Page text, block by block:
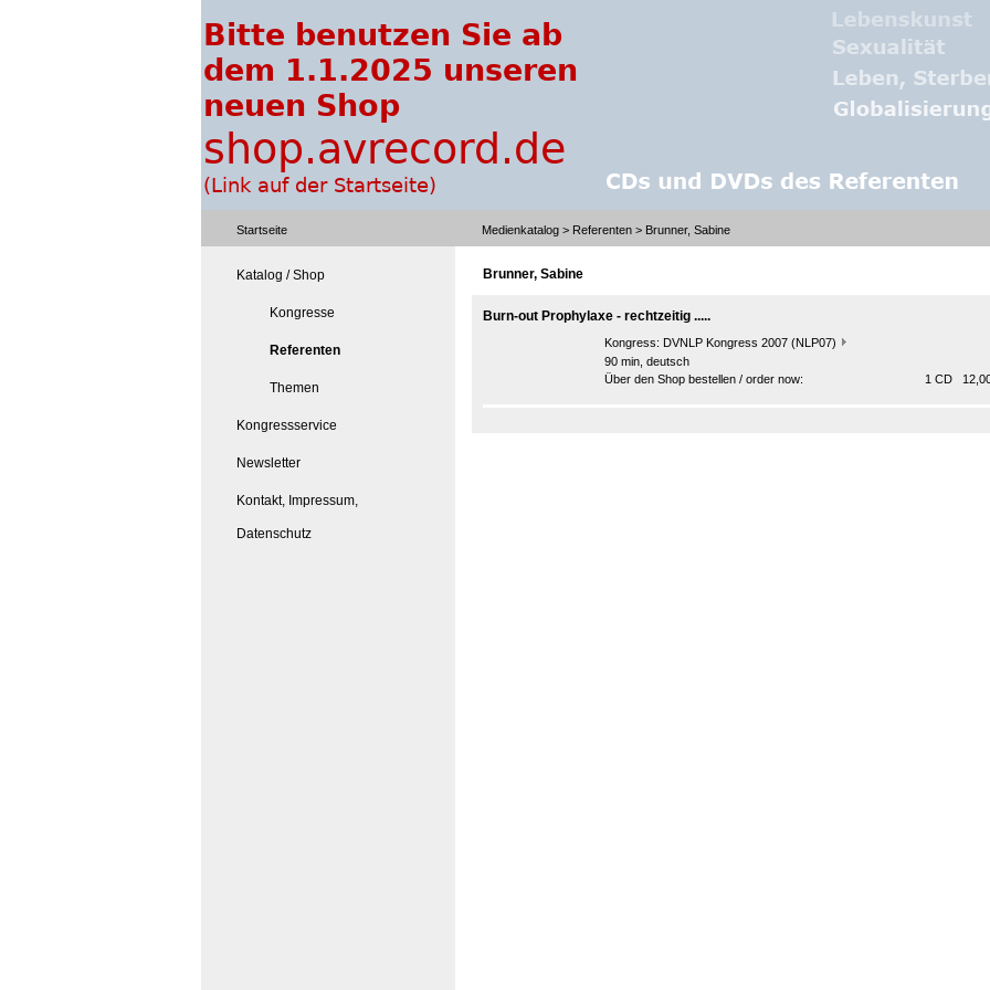
Startseite Medienkatalog > Referenten > Brunner, Sabine
Katalog / Shop
Kongresse
Referenten
Themen
Kongressservice
Newsletter
Kontakt, Impressum,
Datenschutz
Brunner, Sabine
Burn-out Prophylaxe - rechtzeitig .....
Kongress: DVNLP Kongress 2007 (NLP07)
90 min, deutsch
Über den Shop bestellen / order now:
1 CD